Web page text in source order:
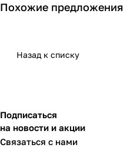
Похожие предложения
Назад к списку
Подписаться
на новости и акции
Связаться с нами